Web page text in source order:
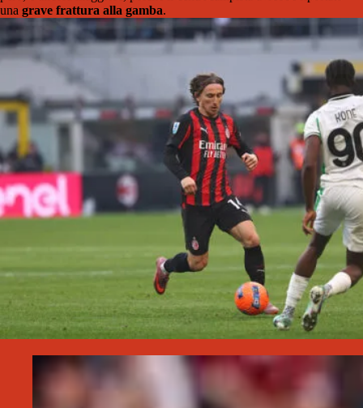
una grave frattura alla gamba.